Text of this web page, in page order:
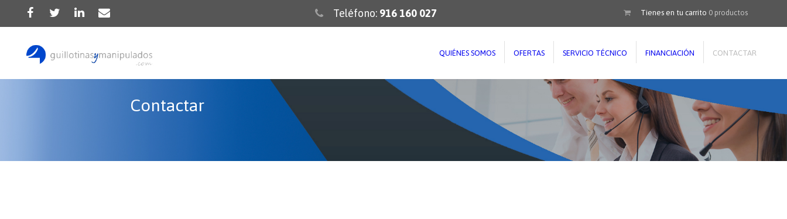
Teléfono: 916 160 027 Tienes en tu carrito 0 productos
QUIÉNES SOMOS OFERTAS SERVICIO TÉCNICO FINANCIACIÓN CONTACTAR
Contactar